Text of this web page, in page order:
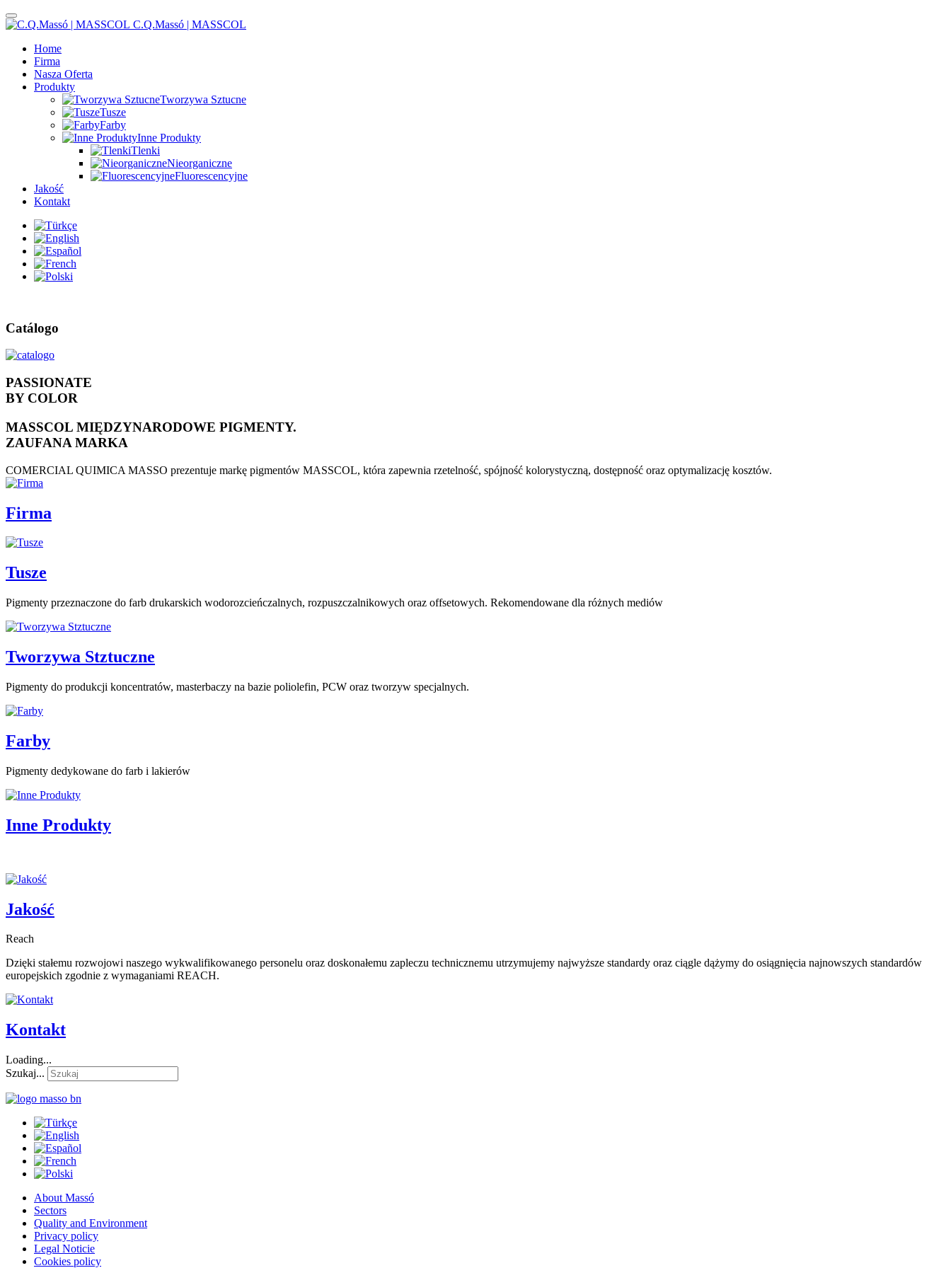
C.Q.Massó | MASSCOL
Home
Firma
Nasza Oferta
Produkty
Tworzywa Sztucne
Tusze
Farby
Inne Produkty
Tlenki
Nieorganiczne
Fluorescencyjne
Jakość
Kontakt
Catálogo
PASSIONATE
BY COLOR
MASSCOL MIĘDZYNARODOWE PIGMENTY.
ZAUFANA MARKA
COMERCIAL QUIMICA MASSO prezentuje markę pigmentów MASSCOL, która zapewnia rzetelność, spójność kolorystyczną, dostępność oraz optymalizację kosztów.
Firma
Tusze
Pigmenty przeznaczone do farb drukarskich wodorozcieńczalnych, rozpuszczalnikowych oraz offsetowych. Rekomendowane dla różnych mediów
Tworzywa Stztuczne
Pigmenty do produkcji koncentratów, masterbaczy na bazie poliolefin, PCW oraz tworzyw specjalnych.
Farby
Pigmenty dedykowane do farb i lakierów
Inne Produkty
Jakość
Reach
Dzięki stałemu rozwojowi naszego wykwalifikowanego personelu oraz doskonałemu zapleczu technicznemu utrzymujemy najwyższe standardy oraz ciągle dążymy do osiągnięcia najnowszych standardów
europejskich zgodnie z wymaganiami REACH.
Kontakt
Loading...
Szukaj...
About Massó
Sectors
Quality and Environment
Privacy policy
Legal Noticie
Cookies policy